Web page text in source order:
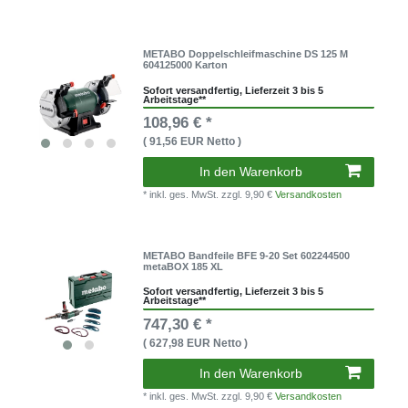
METABO Doppelschleifmaschine DS 125 M
604125000 Karton
Sofort versandfertig, Lieferzeit 3 bis 5
Arbeitstage**
108,96 € *
( 91,56 EUR Netto )
In den Warenkorb
* inkl. ges. MwSt.zzgl. 9,90 €Versandkosten
METABO Bandfeile BFE 9-20 Set 602244500
metaBOX 185 XL
Sofort versandfertig, Lieferzeit 3 bis 5
Arbeitstage**
747,30 € *
( 627,98 EUR Netto )
In den Warenkorb
* inkl. ges. MwSt.zzgl. 9,90 €Versandkosten